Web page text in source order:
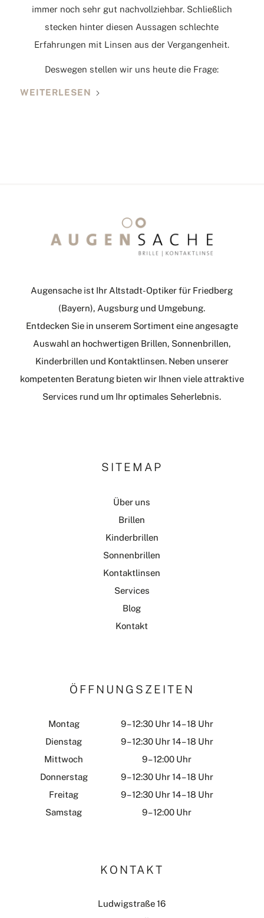
immer noch sehr gut nachvollziehbar. Schließlich
stecken hinter diesen Aussagen schlechte
Erfahrungen mit Linsen aus der Vergangenheit.
Deswegen stellen wir uns heute die Frage:
WEITERLESEN
Augensache ist Ihr Altstadt-Optiker für Friedberg
(Bayern), Augsburg und Umgebung.
Entdecken Sie in unserem Sortiment eine angesagte
Auswahl an hochwertigen Brillen, Sonnenbrillen,
Kinderbrillen und Kontaktlinsen. Neben unserer
kompetenten Beratung bieten wir Ihnen viele attraktive
Services rund um Ihr optimales Seherlebnis.
SITEMAP
Über uns
Brillen
Kinderbrillen
Sonnenbrillen
Kontaktlinsen
Services
Blog
Kontakt
ÖFFNUNGSZEITEN
Montag
9 – 12:30 Uhr 14 – 18 Uhr
Dienstag
9 – 12:30 Uhr 14 – 18 Uhr
Mittwoch
9 – 12:00 Uhr
Donnerstag
9 – 12:30 Uhr 14 – 18 Uhr
Freitag
9 – 12:30 Uhr 14 – 18 Uhr
Samstag
9 – 12:00 Uhr
KONTAKT
Ludwigstraße 16